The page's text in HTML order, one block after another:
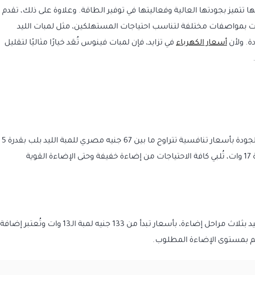
تتميز بجودتها العالية وفعاليتها في توفير الطاقة. وعلاوة على ذلك، تقدم
مختلفة لتناسب احتياجات المستهلكين، مثل لمبات الليد
ولأن أسعار الكهرباء في تزايد، فإن لمبات فينوس تُعَد خيارًا مثاليًا لتقليل
تقدم فينوس لمبات ليد بلب عالية الجودة بأسعار تنافسية تتراوح ما بين 67 جنيه مصري للمبة الليد بلب بقدرة 5
وات وتصل إلى 146 جنيه للمبة بقدرة 17 وات، تُلبي كافة الاحتياجات من إضاءة خفيفة وحتى الإضاءة القوية
توفر فينوس كذلك لمبات سمارت ليد بثلاث مراحل إضاءة، بأسعار تبدأ من 133 جنيه لمبة الـ13 وات وتُعتبر إضافة
بمستوى الإضاءة المطلوب.